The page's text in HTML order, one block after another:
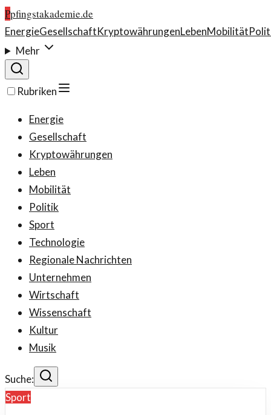
Ppfingstakademie.de
EnergieGesellschaftKryptowährungenLebenMobilität
Mehr
Rubriken
Energie
Gesellschaft
Kryptowährungen
Leben
Mobilität
Politik
Sport
Technologie
Regionale Nachrichten
Unternehmen
Wirtschaft
Wissenschaft
Kultur
Musik
Suche:
Sport